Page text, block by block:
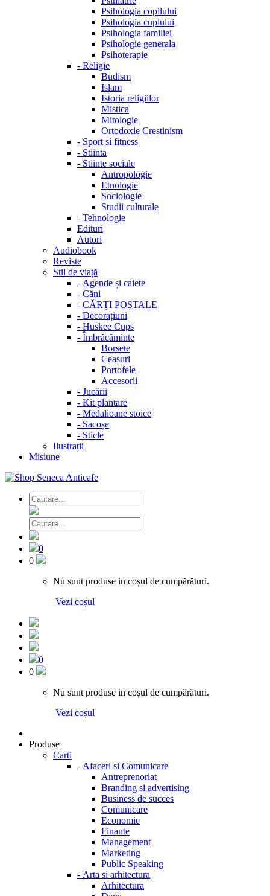
Psihologia copilului
Psihologia cuplului
Psihologia familiei
Psihologie generala
Psihoterapie
- Religie
Budism
Islam
Istoria religiilor
Mistica
Mitologie
Ortodoxie Crestinism
- Sport si fitness
- Stiinta
- Stiinte sociale
Antropologie
Etnologie
Sociologie
Studii culturale
- Tehnologie
Edituri
Autori
Audiobook
Reviste
Stil de viață
- Agende și caiete
- Căni
- CĂRȚI POȘTALE
- Decorațiuni
- Huskee Cups
- Îmbrăcăminte
Borsete
Ceasuri
Portofele
Accesorii
- Jucării
- Kit plantare
- Medalioane stoice
- Sacoșe
- Sticle
Ilustrații
Misiune
0
0
Nu sunt produse in coșul de cumpărături.
Vezi coșul
0
0
Nu sunt produse in coșul de cumpărături.
Vezi coșul
Produse
Carti
- Afaceri si Comunicare
Antreprenoriat
Branding si advertising
Business de succes
Comunicare
Economie
Finante
Management
Marketing
Public Speaking
- Arta si arhitectura
Arhitectura